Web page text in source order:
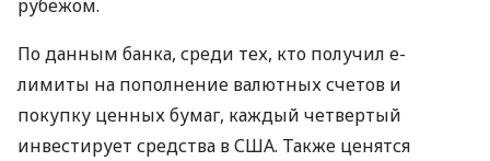
рубежом.
По данным банка, среди тех, кто получил е-
лимиты на пополнение валютных счетов и
покупку ценных бумаг, каждый четвертый
инвестирует средства вСША. Также ценятся